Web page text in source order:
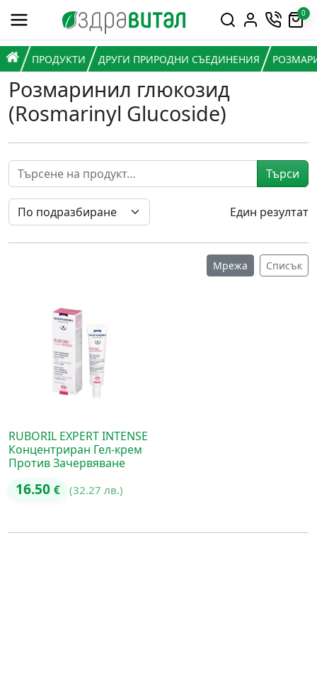
Премини към съдържанието
Горна навигация
0
Главна навигация
НАЧАЛО
ПРОДУКТИ ДРУГИ ПРИРОДНИ СЪЕДИНЕНИЯ
Розмаринил глюкозид
(Rosmarinyl Glucoside)
Един резултат
Търси
Мрежа Списък
RUBORIL EXPERT INTENSE
Концентриран Гел-крем
Против Зачервяване
16.50 € (32.27 лв.)